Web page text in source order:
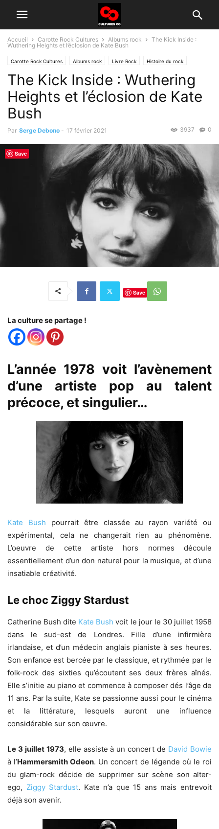
Accueil Carotte Rock Cultures Albums rock
The Kick Inside :
Wuthering Heights et l’éclosion de Kate Bush
Carotte Rock Cultures Albums rock Livre Rock Histoire du rock
The Kick Inside : Wuthering
Heights et l’éclosion de Kate
Bush
Par Serge Debono - 17 février 2021 0
3937
Save
La culture se partage !
L’année 1978 voit l’avènement
d’une artiste pop au talent
précoce, et singulier…
Kate Bush pourrait être classée au rayon variété ou
expérimental, cela ne changerait rien au phénomène.
L’oeuvre de cette artiste hors normes découle
essentiellement d’un don naturel pour la musique, et d’une
insatiable créativité.
Le choc Ziggy Stardust
Catherine Bush dite Kate Bush voit le jour le 30 juillet 1958
dans le sud-est de Londres. Fille d’une infirmière
irlandaise, et d’un médecin anglais pianiste à ses heures.
Son enfance est bercée par le classique, et rythmée par le
folk-rock des sixties qu’écoutent ses deux frères aînés.
Elle s’initie au piano et commence à composer dés l’âge de
11 ans. Par la suite, Kate se passionne aussi pour le cinéma
et la littérature, lesquels auront une influence
considérable sur son œuvre.
Le 3 juillet 1973, elle assiste à un concert de David Bowie
à l’Hammersmith Odeon. Un concert de légende où le roi
du glam-rock décide de supprimer sur scène son alter-
ego, Ziggy Stardust. Kate n’a que 15 ans mais entrevoit
déjà son avenir.
Save